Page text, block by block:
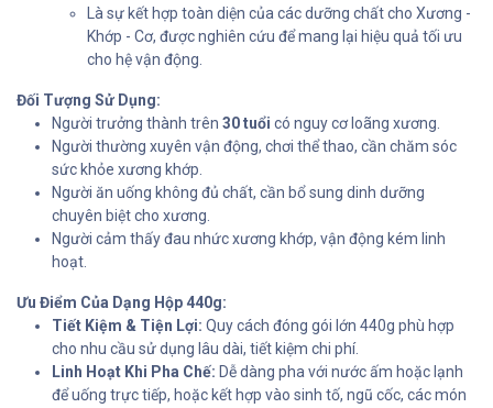
Là sự kết hợp toàn diện của các dưỡng chất cho Xương -
Khớp - Cơ, được nghiên cứu để mang lại hiệu quả tối ưu
cho hệ vận động.
Đối Tượng Sử Dụng:
Người trưởng thành trên 30 tuổi có nguy cơ loãng xương.
Người thường xuyên vận động, chơi thể thao, cần chăm sóc
sức khỏe xương khớp.
Người ăn uống không đủ chất, cần bổ sung dinh dưỡng
chuyên biệt cho xương.
Người cảm thấy đau nhức xương khớp, vận động kém linh
hoạt.
Ưu Điểm Của Dạng Hộp 440g:
Tiết Kiệm & Tiện Lợi: Quy cách đóng gói lớn 440g phù hợp
cho nhu cầu sử dụng lâu dài, tiết kiệm chi phí.
Linh Hoạt Khi Pha Chế: Dễ dàng pha với nước ấm hoặc lạnh
để uống trực tiếp, hoặc kết hợp vào sinh tố, ngũ cốc, các món